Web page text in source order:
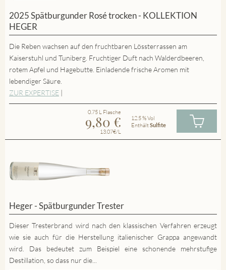
2025 Spätburgunder Rosé trocken - KOLLEKTION
HEGER
Die Reben wachsen auf den fruchtbaren Lössterrassen am
Kaiserstuhl und Tuniberg. Fruchtiger Duft nach Walderdbeeren,
rotem Apfel und Hagebutte. Einladende frische Aromen mit
lebendiger Säure.
ZUR EXPERTISE |
0.75 L Flasche
9,80 €
13.07€/L
12.5 % Vol
EnthältSulfite
Heger - Spätburgunder Trester
Dieser Tresterbrand wird nach den klassischen Verfahren erzeugt
wie sie auch für die Herstellung italienischer Grappa angewandt
wird. Das bedeutet zum Beispiel eine schonende mehrstufige
Destillation, so dass nur die...